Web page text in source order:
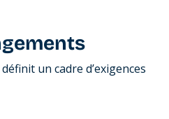
un cadre d’exigences